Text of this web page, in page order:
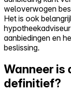
weloverwogen
Het is ook
aanbiedingen en
beslissing.
Wanneer is
definitief?